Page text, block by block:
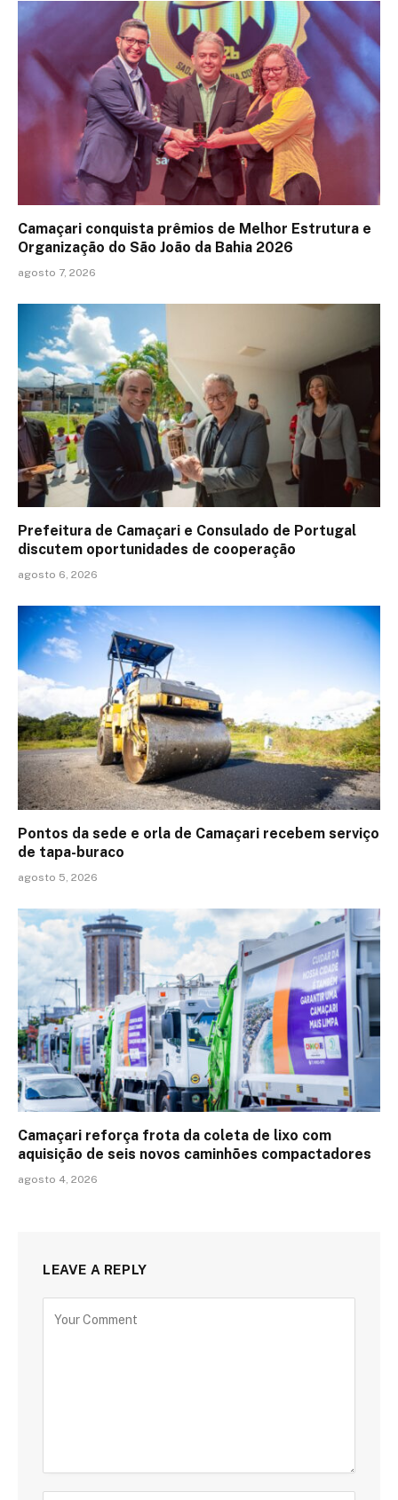
Camaçari conquista prêmios de Melhor Estrutura e
Organização do São João da Bahia 2026
agosto 7, 2026
Prefeitura de Camaçari e Consulado de Portugal
discutem oportunidades de cooperação
agosto 6, 2026
Pontos da sede e orla de Camaçari recebem serviço
de tapa-buraco
agosto 5, 2026
Camaçari reforça frota da coleta de lixo com
aquisição de seis novos caminhões compactadores
agosto 4, 2026
LEAVE A REPLY